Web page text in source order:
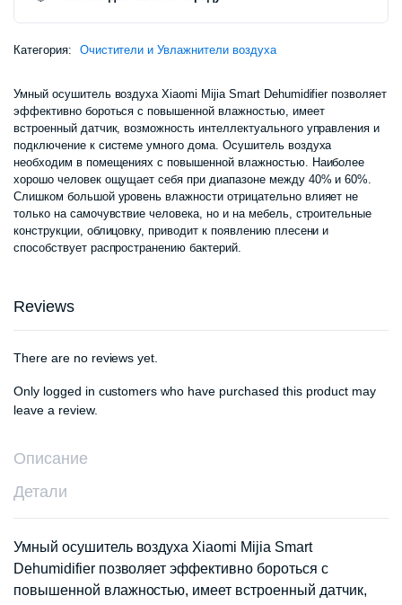
Категория: Очистители и Увлажнители воздуха
Умный осушитель воздуха Xiaomi Mijia Smart Dehumidifier позволяет
эффективно бороться с повышенной влажностью, имеет
встроенный датчик, возможность интеллектуального управления и
подключение к системе умного дома. Осушитель воздуха
необходим в помещениях с повышенной влажностью. Наиболее
хорошо человек ощущает себя при диапазоне между 40% и 60%.
Слишком большой уровень влажности отрицательно влияет не
только на самочувствие человека, но и на мебель, строительные
конструкции, облицовку, приводит к появлению плесени и
способствует распространению бактерий.
Reviews
There are no reviews yet.
Only logged in customers who have purchased this product may
leave a review.
Описание
Детали
Умный осушитель воздуха Xiaomi Mijia Smart
Dehumidifier позволяет эффективно бороться с
повышенной влажностью, имеет встроенный датчик,